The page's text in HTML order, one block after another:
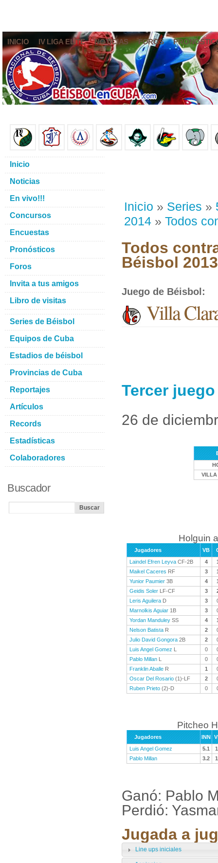
INICIO IV LIGA ELITE NOTICIAS FOROS
Inicio » Series »
2014 » Todos
Todos
Béisbol
Juego de Béisbol :
Villa
Tercer
26 de
Holguin
Jugadores VB
Laindel Efren Leyva CF-2B 4
Maikel Caceres RF 3
Yunior Paumier 3B 4
Geidis Soler LF-CF 3
Leris Aguilera D 3
Marnolkis Aguiar 1B 3
Yordan Manduley SS 4
Nelson Batista R 2
Julio David Gongora 2B 2
Luis Angel Gomez L 0
Pablo Millan L 0
Franklin Aballe R 1
Oscar Del Rosario (1)-LF 2
Ruben Prieto (2)-D 0
Pitcheo
Jugadores INN
Luis Angel Gomez
5.1
Pablo Millan
3.2
Ganó: Pablo
Perdió:
Jugada a
Line ups iniciales
Inicio
Noticias
En vivo!!!
Concursos
Encuestas
Pronósticos
Foros
Invita a tus amigos
Libro de visitas
Series de Béisbol
Equipos de Cuba
Estadios de béisbol
Provincias de Cuba
Reportajes
Artículos
Records
Estadísticas
Colaboradores
Buscador